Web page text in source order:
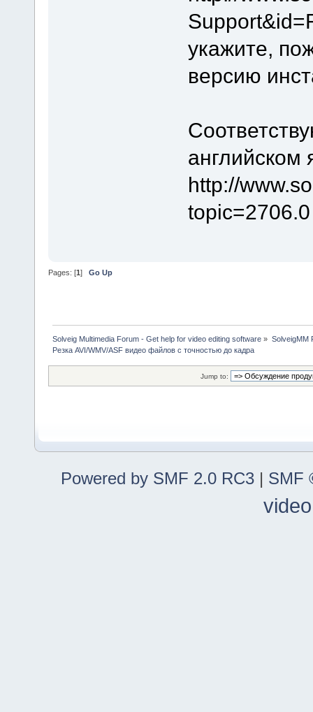
укажите,
версию
английском
http://
topic=2706.0
Pages: [1 ] Go Up
Solveig Multimedia Forum - Get help for video editing software » SolveigMM
Резка AVI/WMV/ASF видео файлов с точностью до кадра
Jump to:
Powered by SMF 2.0 RC3 | SMF